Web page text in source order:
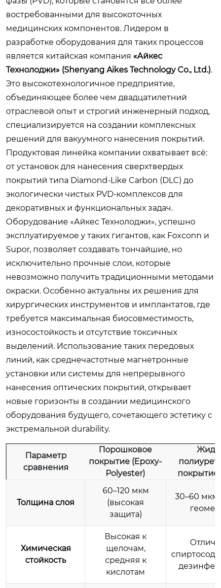
востребованными для высокоточных
медицинских компонентов. Лидером в
разработке оборудования для таких процессов
является китайская компания «Айкес
Технолоджи» (Shenyang Aikes Technology Co., Ltd.).
Это высокотехнологичное предприятие,
объединяющее более чем двадцатилетний
отраслевой опыт и строгий инженерный подход,
специализируется на создании комплексных
решений для вакуумного нанесения покрытий.
Продуктовая линейка компании охватывает всё:
от установок для нанесения сверхтвердых
покрытий типа Diamond-Like Carbon (DLC) до
экологически чистых PVD-комплексов для
декоративных и функциональных задач.
Оборудование «Айкес Технолоджи», успешно
эксплуатируемое у таких гигантов, как Foxconn и
Supor, позволяет создавать тончайшие, но
исключительно прочные слои, которые
невозможно получить традиционными методами
окраски. Особенно актуальны их решения для
хирургических инструментов и имплантатов, где
требуется максимальная биосовместимость,
износостойкость и отсутствие токсичных
выделений. Использование таких передовых
линий, как среднечастотные магнетронные
установки или системы для непрерывного
нанесения оптических покрытий, открывает
новые горизонты в создании медицинского
оборудования будущего, сочетающего эстетику с
экстремальной durability.
Параметр
сравнения
Порошковое
покрытие (Epoxy-
Polyester)
покрытие
Толщина слоя
60–120 мкм
(высокая
защита)
30–60 мкм
Химическая
стойкость
Высокая к
щелочам,
средняя к
кислотам